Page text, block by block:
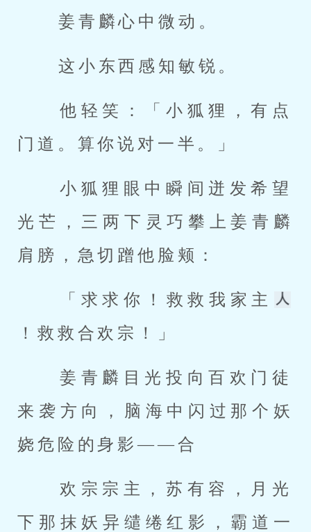
姜青麟心中微动。
这小东西感知敏锐。
门道。算你说对一半。」
光芒，三两下灵巧攀上姜青麟
肩膀，急切蹭他脸颊：
「求求你！救救我家主
！救救合欢宗！」
来袭方向，脑海中闪过那个妖
娆危险的身影——合
下那抹妖异缱绻红影，霸道一